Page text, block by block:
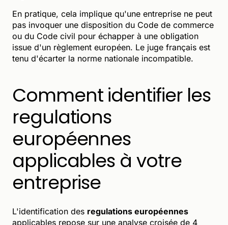
En pratique, cela implique qu'une entreprise ne peut
pas invoquer une disposition du Code de commerce
ou du Code civil pour échapper à une obligation
issue d'un règlement européen. Le juge français est
tenu d'écarter la norme nationale incompatible.
Comment identifier les
regulations
européennes
applicables à votre
entreprise
L'identification des regulations européennes
applicables repose sur une analyse croisée de 4